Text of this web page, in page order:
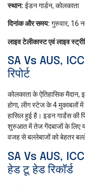
स्थान:ईडन गार्डन, कोलकाता
दिनांक और समय:गुरुवार, 16
लाइव टेलीकास्ट एवं लाइव
SA Vs AUS,
रिपोर्ट
कोलकाता के ऐतिहासिक
होगा, लीग स्टेज के 4 मुकाबलों
हासिल हुई है। इडन गार्डंस की
शुरुआत में तेज गेंदबाजों के लिए
वजह से बल्लेबाजों को बेहतर
SA Vs AUS,
हेड टू हेड रिकॉर्ड